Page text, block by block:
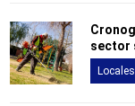
sector
Locales